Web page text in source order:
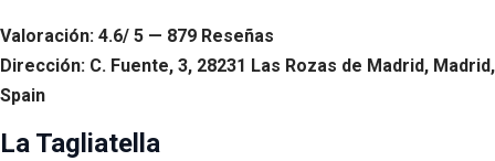
Valoración: 4.6/ 5 — 879 Reseñas
Dirección: C. Fuente, 3, 28231 Las Rozas de Madrid, Madrid,
Spain
La Tagliatella